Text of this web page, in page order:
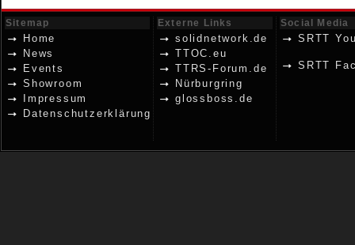
Sitemap
Home
News
Events
Showroom
Impressum
Datenschutzerklärung
Externe Links
solidnetwork.de
TTOC.eu
TTRS-Forum.de
Nürburgring
glossboss.de
Social Media
SRTT
SRTT